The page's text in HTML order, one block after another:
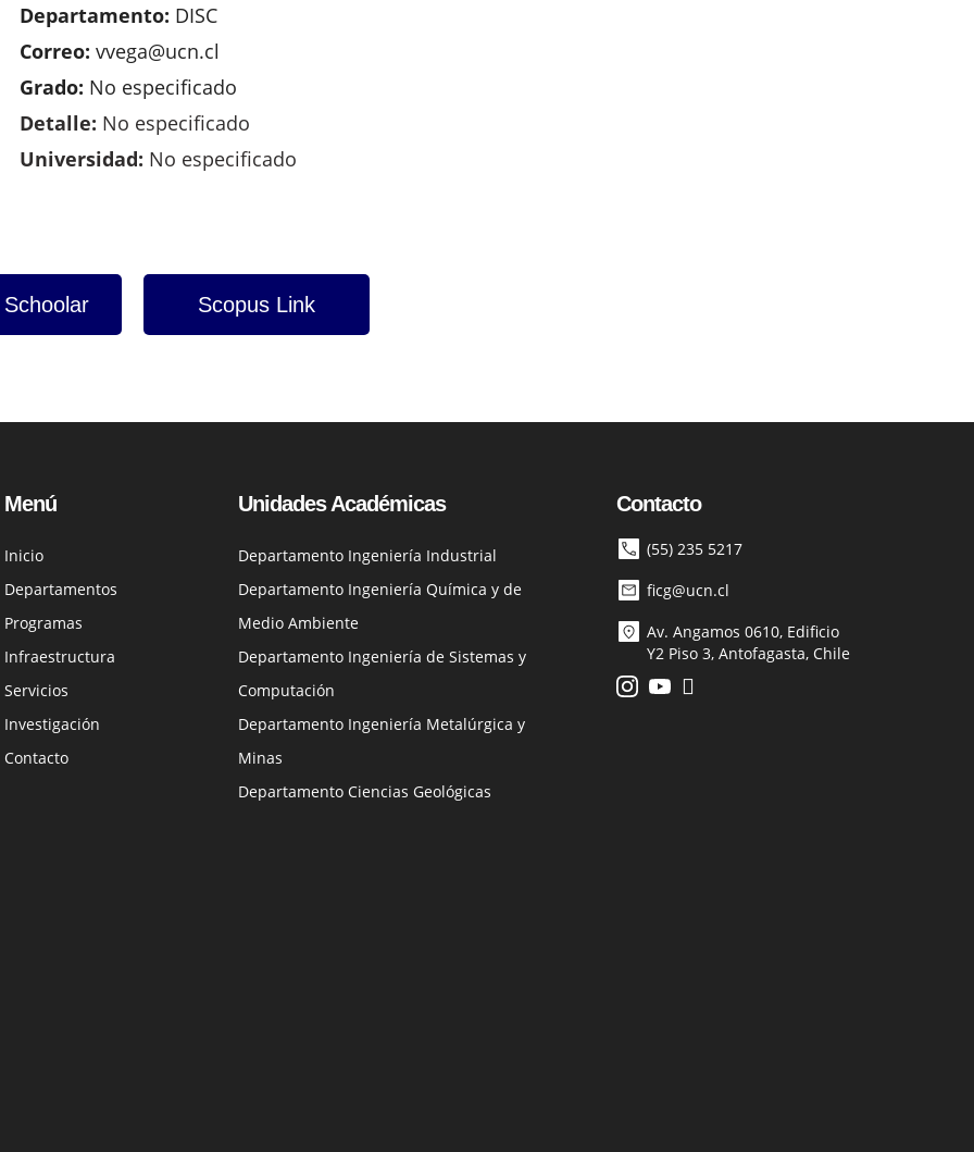
Departamento: DISC
Correo: vvega@ucn.cl
Grado: No especificado
Detalle: No especificado
Universidad: No especificado
Scopus Link
Menú
Inicio
Departamentos
Programas
Infraestructura
Servicios
Investigación
Contacto
Unidades Académicas
Departamento Ingeniería Industrial
Departamento Ingeniería Química y de
Medio Ambiente
Departamento Ingeniería de Sistemas y
Computación
Departamento Ingeniería Metalúrgica y
Minas
Departamento Ciencias Geológicas
Contacto
(55) 235 5217
ficg@ucn.cl
Av. Angamos 0610, Edificio
Y2 Piso 3, Antofagasta, Chile